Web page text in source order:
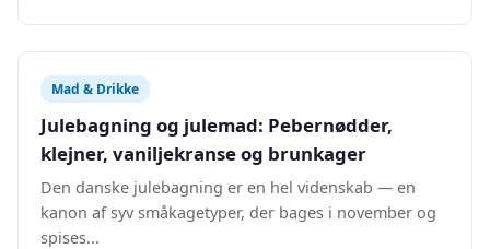
Mad & Drikke
Julebagning og julemad: Pebernødder,
klejner, vaniljekranse og brunkager
Den danske julebagning er en hel videnskab — en
kanon af syv småkagetyper, der bages i november og
spises...